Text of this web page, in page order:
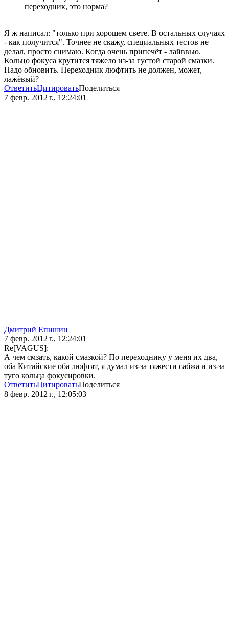
переходник, это норма?
Я ж написал: "только при хорошем свете. В остальных случаях
- как получится". Точнее не скажу, специальных тестов не
делал, просто снимаю. Когда очень припечёт - лайввью.
Кольцо фокуса крутится тяжело из-за густой старой смазки.
Надо обновить. Переходник люфтить не должен, может,
лажёвый?
ОтветитьЦитироватьПоделиться
7 февр. 2012 г., 12:24:01
Дмитрий Епишин
7 февр. 2012 г., 12:24:01
Re[VAGUS]:
А чем смзать, какой смазкой? По переходнику у меня их два,
оба Китайские оба люфтят, я думал из-за тяжести сабжа и из-за
туго кольца фокусировки.
ОтветитьЦитироватьПоделиться
8 февр. 2012 г., 12:05:03